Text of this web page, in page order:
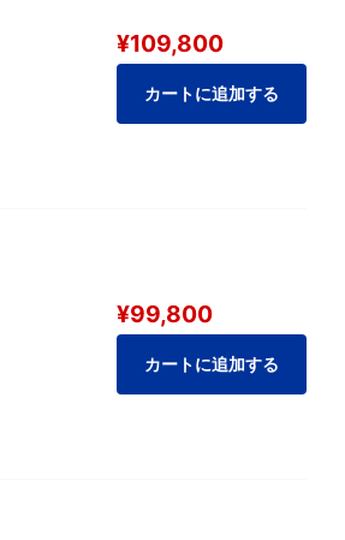
¥109,800
カートに追加する
¥99,800
カートに追加する